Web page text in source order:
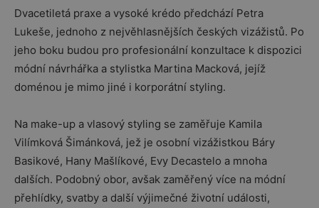
Dvacetiletá praxe a vysoké krédo předchází Petra
Lukeše, jednoho z nejvěhlasnějších českých vizážistů. Po
jeho boku budou pro profesionální konzultace k dispozici
módní návrhářka a stylistka Martina Macková, jejíž
doménou je mimo jiné i korporátní styling.
Na make-up a vlasový styling se zaměřuje Kamila
Vilímková Šimánková, jež je osobní vizážistkou Báry
Basikové, Hany Mašlíkové, Evy Decastelo a mnoha
dalších. Podobný obor, avšak zaměřený více na módní
přehlídky, svatby a další výjimečné životní události,